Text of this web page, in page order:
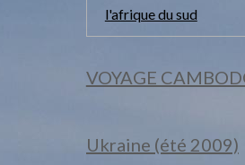
l'afrique du sud
VOYAGE
Ukraine (été 2009)